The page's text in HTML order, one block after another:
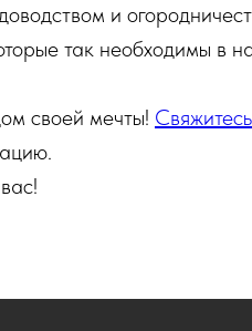
и
так необходимы в
своей мечты!